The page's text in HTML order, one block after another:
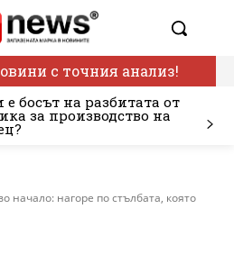
с точния анализ!
босът на разбитата от
за производство на
начало: нагоре по стълбата, която